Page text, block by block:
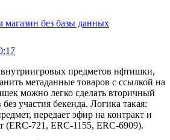
без базы данных
предметов нфтишки,
метаданные товаров с ссылкой на
можно легко сделать вторичный
участия бекенда. Логика такая:
передает эфир на контракт и
(ERC-721, ERC-1155, ERC-6909).